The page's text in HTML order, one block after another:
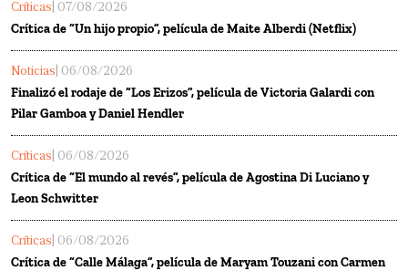
Críticas | 07/08/2026
Crítica de “Un hijo propio”, película de Maite Alberdi (Netflix)
Noticias | 06/08/2026
Finalizó el rodaje de “Los Erizos”, película de Victoria Galardi con
Pilar Gamboa y Daniel Hendler
Críticas | 06/08/2026
Crítica de “El mundo al revés”, película de Agostina Di Luciano y
Leon Schwitter
Críticas | 06/08/2026
Crítica de “Calle Málaga”, película de Maryam Touzani con Carmen